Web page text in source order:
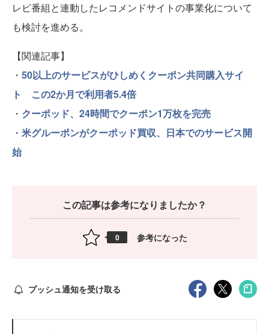
レビ番組と連動したレコメンドサイトの事業化について
も検討を進める。
【関連記事】
・ 50以上のサービスがひしめくクーポン共同購入サイ
ト この2か月で利用者5.4倍
・ クーポッド、24時間でクーポン1万枚を完売
・ 米グルーポンがクーポッド買収、日本でのサービス開
始
この記事は参考になりましたか？
0 参考になった
プッシュ通知を受け取る